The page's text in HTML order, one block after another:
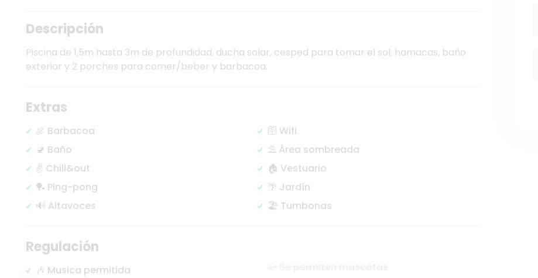
Descripción
Piscina de 1,5m hasta 3m de profundidad, ducha solar, cesped para tomar el sol, hamacas, baño
exterior y 2 porches para comer​/​beber y barbacoa.
Extras
🍖 Barbacoa
🚽 Baño
✌️ Chill&out
🏓 Ping-pong
🔊 Altavoces
🛜 Wifi
⛱️ Área sombreada
🏠 Vestuario
🌴 Jardín
🏖️ Tumbonas
Regulación
🎶 Musica permitida